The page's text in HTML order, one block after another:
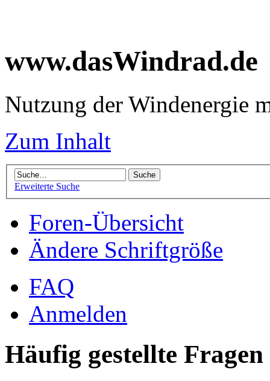
www.dasWindrad.de
Nutzung der Windenergie
Zum Inhalt
Erweiterte Suche
Foren-Übersicht
Ändere Schriftgröße
FAQ
Anmelden
Häufig gestellte Fragen